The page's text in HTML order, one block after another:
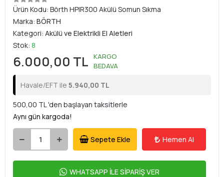
Ürün Kodu: Börth HPIR300 Akülü Somun Sıkma
Marka: BÖRTH
Kategori: Akülü ve Elektrikli El Aletleri
Stok: 8
6.000,00 TL
KARGO
BEDAVA
Havale/EFT ile 5.940,00 TL
500,00 TL 'den başlayan taksitlerle
Aynı gün kargoda!
Sepete Ekle Hemen Al
WHATSAPP İLE SİPARİŞ VER